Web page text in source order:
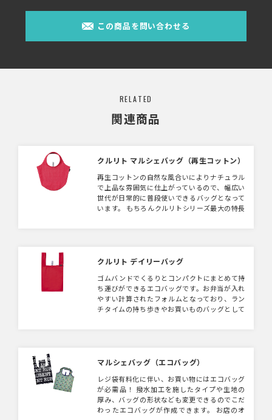
この商品を問い合わせる
RELATED
関連商品
クルリト マルシェバッグ（再生コットン）
再生コットンの自然な風合いによりナチュラル
で上品な雰囲気に仕上がっているので、幅広い
世代が日常的に普段使いできるバッグとなって
います。 もちろんクルリトシリーズ最大の特長
んです。 カラーはナチュラルでベーシックな４
などの縫製品を生産する工程で出た本来廃棄と
なる生地の端切れ等を集め、特殊な加工により
再び生地として生まれ変わった素材です。 そ
のまま生地にすると不安定なで斑な模様になる
何度も繰り返し完成した自社開発生地となりま
っていないため、生産工程に置いても環境に配
慮されたテキスタイル生地となります。 ※こ
ちらの商品は生産過程で個々に誤差が生じやす
い商品となりますので、予めご了承下さい。
クルリト デイリーバッグ
ゴムバンドでくるりとコンパクトにまとめて持
ち運びができるエコバッグです。お弁当が入れ
やすい計算されたフォルムとなっており、ラン
チタイムの持ち歩きやお買いものバッグとして
マルシェバッグ（エコバッグ）
レジ袋有料化に伴い、お買い物にはエコバッグ
が必需品！ 撥水加工を施したタイプや生地の
厚み、バッグの形状なども変更できるのでこだ
わったエコバッグが作成できます。 お店のオ